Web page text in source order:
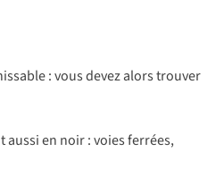
: vous devez alors trouver
en noir : voies ferrées,